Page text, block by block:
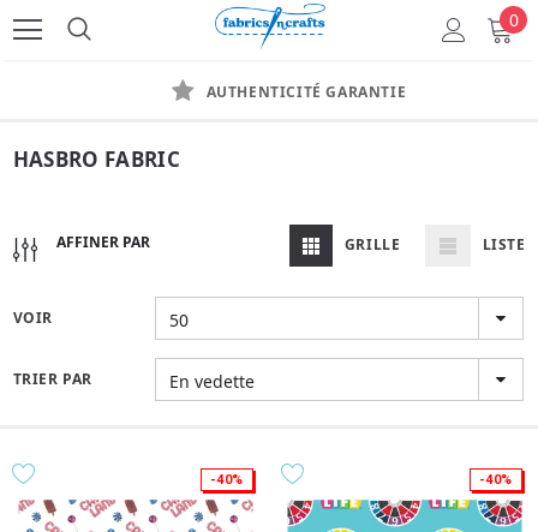
0
AUTHENTICITÉ GARANTIE
HASBRO FABRIC
AFFINER PAR GRILLE LISTE
VOIR 50
TRIER PAR En vedette
-40% -40%